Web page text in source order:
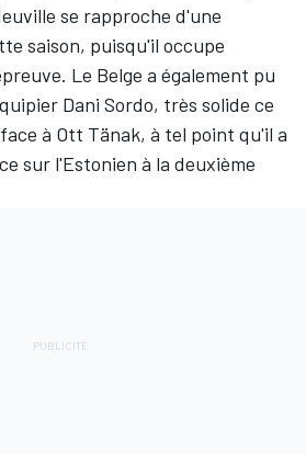
se rapproche d'une
saison, puisqu'il occupe
Le Belge a également pu
Dani Sordo, très solide ce
à Ott Tänak, à tel point qu'il a
sur l'Estonien à la deuxième